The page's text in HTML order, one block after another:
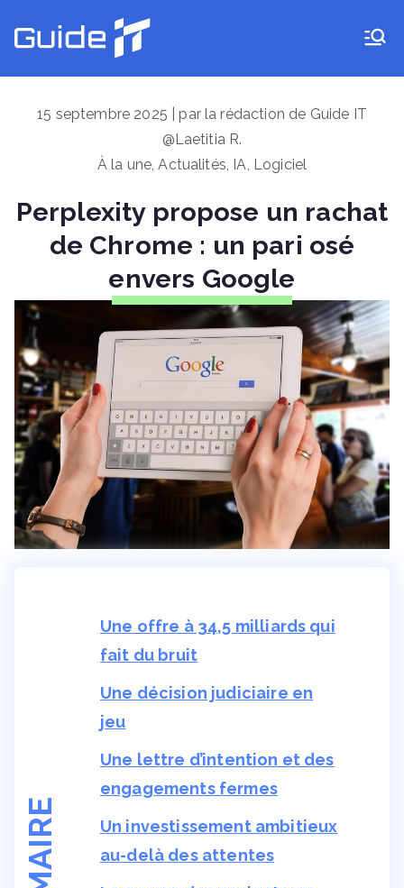
au
15 septembre 2025 | par la rédaction de Guide IT
@Laetitia R.
À la une,Actualités, IA, Logiciel
Perplexity propose un rachat
de Chrome : un pari osé
envers Google
Une offre à 34,5 milliards qui
fait du bruit
Une décision judiciaire en
jeu
Une lettre d’intention et des
engagements fermes
Un investissement ambitieux
au-delà des attentes